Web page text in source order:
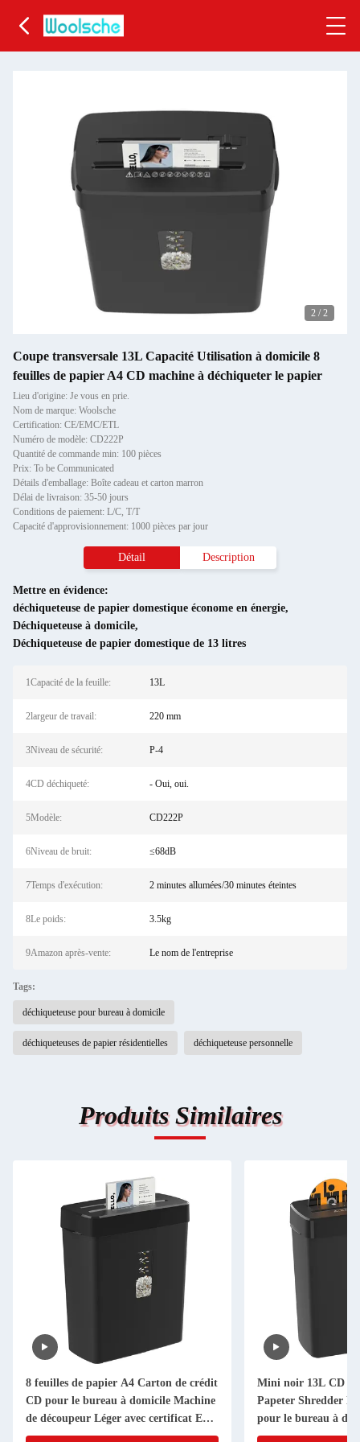
2 / 2
Coupe transversale 13L Capacité Utilisation à domicile 8
feuilles de papier A4 CD machine à déchiqueter le papier
Lieu d'origine: Je vous en prie.
Nom de marque: Woolsche
Certification: CE/EMC/ETL
Numéro de modèle: CD222P
Quantité de commande min: 100 pièces
Prix: To be Communicated
Détails d'emballage: Boîte cadeau et carton marron
Délai de livraison: 35-50 jours
Conditions de paiement: L/C, T/T
Capacité d'approvisionnement: 1000 pièces par jour
Détail Description
Mettre en évidence:
déchiqueteuse de papier domestique économe en énergie,
Déchiqueteuse à domicile,
Déchiqueteuse de papier domestique de 13 litres
1Capacité de la feuille: 13L
2largeur de travail: 220 mm
3Niveau de sécurité: P-4
4CD déchiqueté: - Oui, oui.
5Modèle: CD222P
6Niveau de bruit: ≤68dB
7Temps d'exécution: 2 minutes allumées/30 minutes éteintes
8Le poids: 3.5kg
9Amazon après-vente: Le nom de l'entreprise
Tags:
déchiqueteuse pour bureau à domicile
déchiqueteuses de papier résidentielles déchiqueteuse personnelle
Produits Similaires
8 feuilles de papier A4 Carton de crédit
CD pour le bureau à domicile Machine
de découpeur Léger avec certificat ETL
EMC CE
Mini noir 13L CD
Papeter Shredder
pour le bureau à